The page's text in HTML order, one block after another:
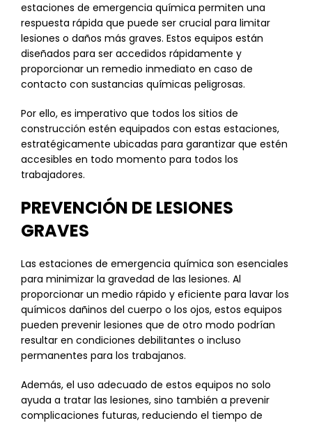
estaciones de emergencia química permiten una
respuesta rápida que puede ser crucial para limitar
lesiones o daños más graves. Estos equipos están
diseñados para ser accedidos rápidamente y
proporcionar un remedio inmediato en caso de
contacto con sustancias químicas peligrosas.
Por ello, es imperativo que todos los sitios de
construcción estén equipados con estas estaciones,
estratégicamente ubicadas para garantizar que estén
accesibles en todo momento para todos los
trabajadores.
PREVENCIÓN DE LESIONES
GRAVES
Las estaciones de emergencia química son esenciales
para minimizar la gravedad de las lesiones. Al
proporcionar un medio rápido y eficiente para lavar los
químicos dañinos del cuerpo o los ojos, estos equipos
pueden prevenir lesiones que de otro modo podrían
resultar en condiciones debilitantes o incluso
permanentes para los trabajanos.
Además, el uso adecuado de estos equipos no solo
ayuda a tratar las lesiones, sino también a prevenir
complicaciones futuras, reduciendo el tiempo de